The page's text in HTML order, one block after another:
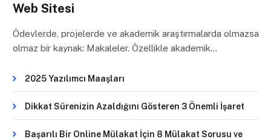
Web Sitesi
Ödevlerde, projelerde ve akademik araştırmalarda olmazsa
olmaz bir kaynak: Makaleler. Özellikle akademik…
2025 Yazılımcı Maaşları
Dikkat Sürenizin Azaldığını Gösteren 3 Önemli İşaret
Başarılı Bir Online Mülakat İçin 8 Mülakat Sorusu ve